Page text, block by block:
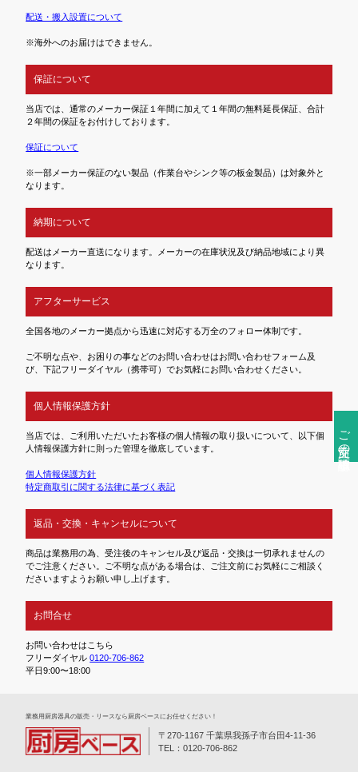
ご注文前の確認事項
配送・搬入設置について
※海外へのお届けはできません。
保証について
当店では、通常のメーカー保証１年間に加えて１年間の無料延長保証、合計
２年間の保証をお付けしております。
保証について
※一部メーカー保証のない製品（作業台やシンク等の板金製品）は対象外と
なります。
納期について
配送はメーカー直送になります。メーカーの在庫状況及び納品地域により異
なります。
アフターサービス
全国各地のメーカー拠点から迅速に対応する万全のフォロー体制です。
ご不明な点や、お困りの事などのお問い合わせはお問い合わせフォーム及
び、下記フリーダイヤル（携帯可）でお気軽にお問い合わせください。
個人情報保護方針
当店では、ご利用いただいたお客様の個人情報の取り扱いについて、以下個
人情報保護方針に則った管理を徹底しています。
個人情報保護方針
特定商取引に関する法律に基づく表記
返品・交換・キャンセルについて
商品は業務用の為、受注後のキャンセル及び返品・交換は一切承れませんの
でご注意ください。ご不明な点がある場合は、ご注文前にお気軽にご相談く
ださいますようお願い申し上げます。
お問合せ
お問い合わせはこちら
フリーダイヤル0120-706-862
平日9:00〜18:00
業務⽤厨房器具の販売・リースなら厨房ベースにお任せください！
〒270-1167 千葉県我孫子市台田4-11-36
TEL：0120-706-862